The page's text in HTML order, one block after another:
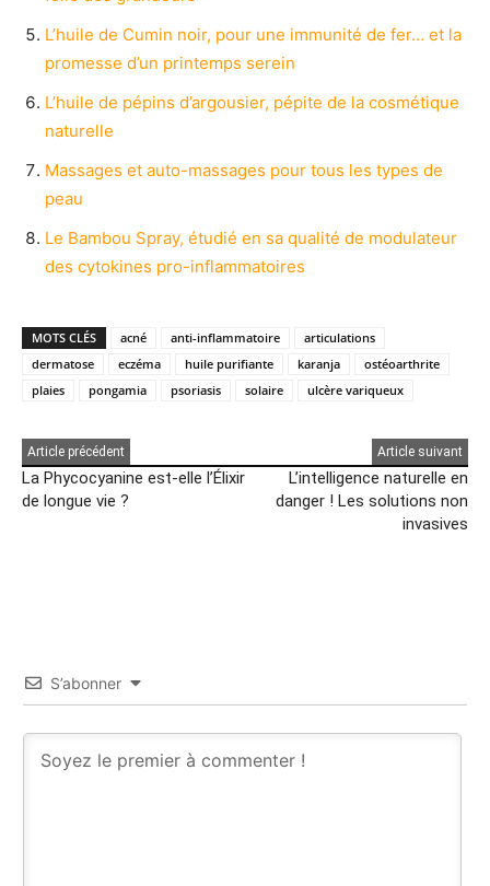
L’huile de Cumin noir, pour une immunité de fer… et la
promesse d’un printemps serein
L’huile de pépins d’argousier, pépite de la cosmétique
naturelle
Massages et auto-massages pour tous les types de
peau
Le Bambou Spray, étudié en sa qualité de modulateur
des cytokines pro-inflammatoires
MOTS CLÉS acné anti-inflammatoire
articulations
dermatose
eczéma huile purifiante karanja
ostéoarthrite
plaies
pongamia psoriasis solaire ulcère variqueux
Article précédent
La Phycocyanine est-elle l’Élixir
de longue vie ?
Article suivant
L’intelligence naturelle en
danger ! Les solutions non
invasives
S’abonner